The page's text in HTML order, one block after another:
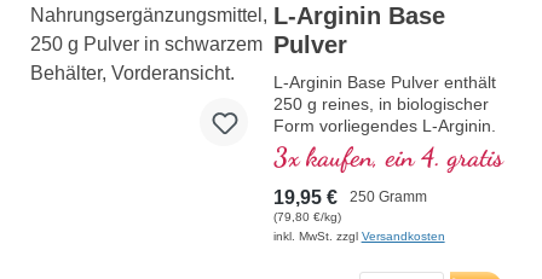
L-Arginin Base
Pulver
L-Arginin Base Pulver enthält
250 g reines, in biologischer
Form vorliegendes L-Arginin.
Diese semi-essentielle,
basische und proteinogene
Aminosäure bietet eine
besonders hohe
Bioverfügbarkeit und wird
3x kaufen, ein 4. gratis
19,95 € 250 Gramm
(79,80 €/kg)
inkl. MwSt. zzgl Versandkosten